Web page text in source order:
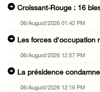
Croissant-Rouge : 16
06/August/2026 01:42 PM
Les forces d'occupation
06/August/2026 12:57 PM
La présidence
06/August/2026 12:16 PM